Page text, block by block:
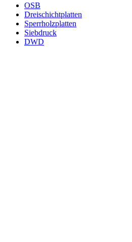
OSB
Dreischichtplatten
Sperrholzplatten
Siebdruck
DWD